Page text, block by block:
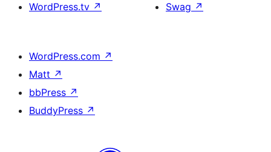
WordPress.tv ↗
Swag ↗
WordPress.com ↗
Matt ↗
bbPress ↗
BuddyPress ↗